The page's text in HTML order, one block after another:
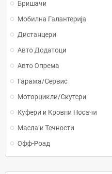
Бришачи
Мобилна Галантерија
Дистанцери
Авто Додатоци
Авто Опрема
Гаража/Сервис
Моторцикли/Скутери
Куфери и Кровни Носачи
Масла и Течности
Офф-Роад